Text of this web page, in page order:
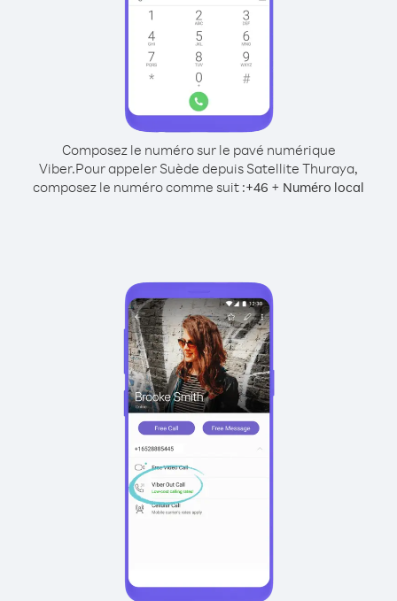
Composez le numéro sur le pavé numérique
Viber.Pour appeler Suède depuis Satellite Thuraya,
composez le numéro comme suit :+46 + Numéro local